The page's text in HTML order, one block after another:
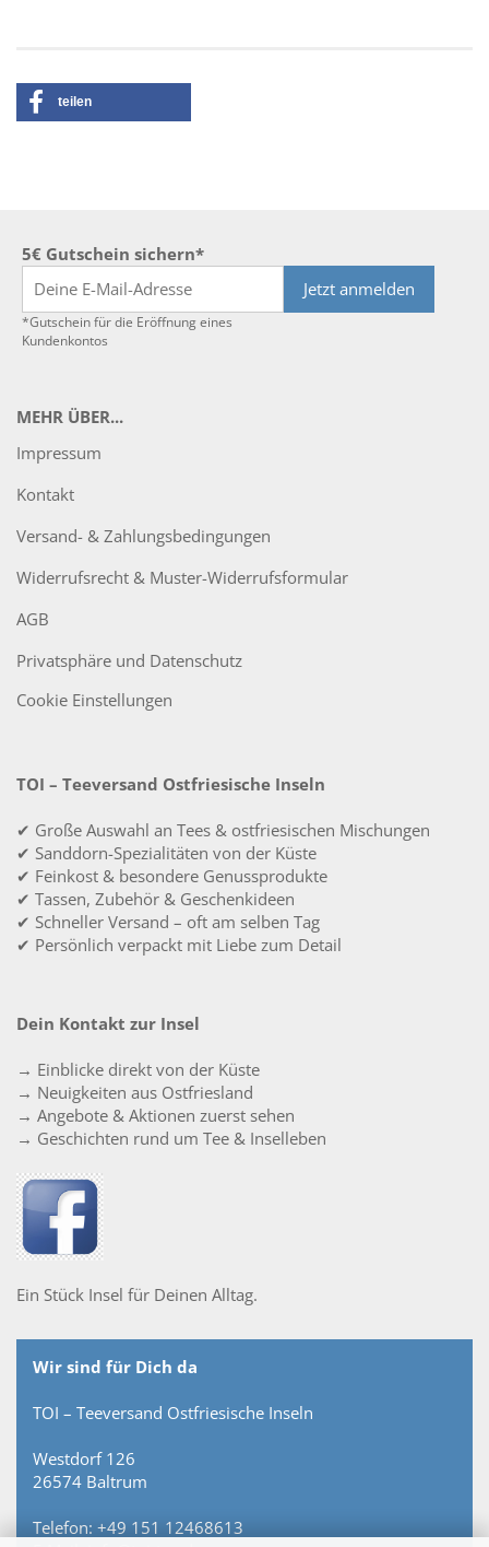
teilen
5€ Gutschein sichern*
Jetzt anmelden
*Gutschein für die Eröffnung eines
Kundenkontos
MEHR ÜBER...
Impressum
Kontakt
Versand- & Zahlungsbedingungen
Widerrufsrecht & Muster-Widerrufsformular
AGB
Privatsphäre und Datenschutz
Cookie Einstellungen
TOI – Teeversand Ostfriesische Inseln
✔ Große Auswahl an Tees & ostfriesischen Mischungen
✔ Sanddorn-Spezialitäten von der Küste
✔ Feinkost & besondere Genussprodukte
✔ Tassen, Zubehör & Geschenkideen
✔ Schneller Versand – oft am selben Tag
✔ Persönlich verpackt mit Liebe zum Detail
Dein Kontakt zur Insel
→ Einblicke direkt von der Küste
→ Neuigkeiten aus Ostfriesland
→ Angebote & Aktionen zuerst sehen
→ Geschichten rund um Tee & Inselleben
Ein Stück Insel für Deinen Alltag.
Wir sind für Dich da
TOI – Teeversand Ostfriesische Inseln
Westdorf 126
26574 Baltrum
Telefon: +49 151 12468613